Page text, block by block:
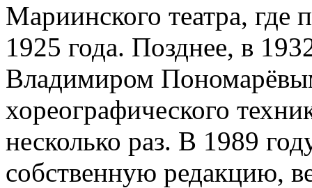
Мариинского театра, где
1925 года. Позднее, в
Владимиром
хореографического
несколько раз. В 1989
собственную редакцию,